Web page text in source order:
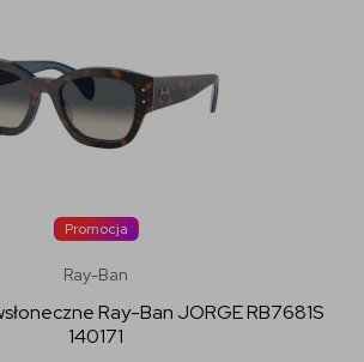
Promocja
Ray-Ban
Ray-Ban JORGE RB7681S
140171